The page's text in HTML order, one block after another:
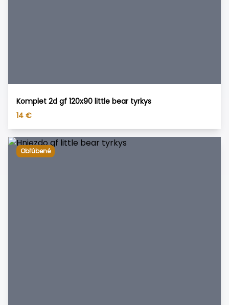
Komplet 2d gf 120x90 little bear tyrkys
14 €
Obľúbené